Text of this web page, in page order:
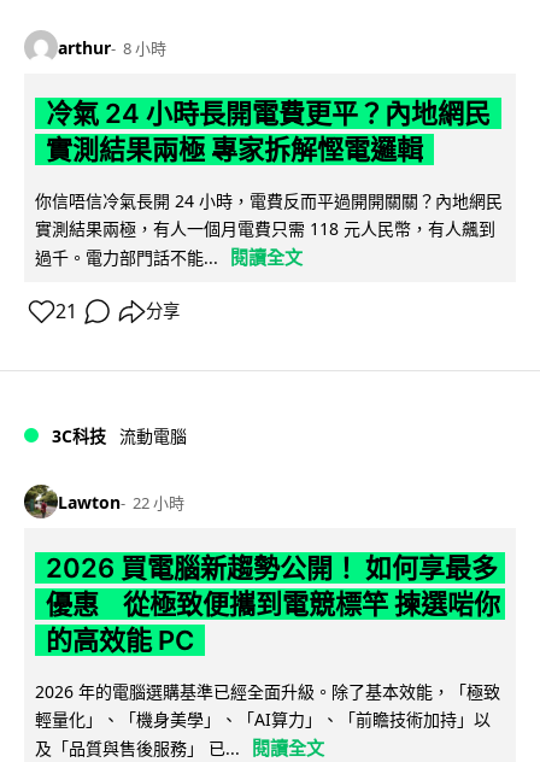
arthur 8 小時
冷氣 24 小時長開電費更平？內地網民
實測結果兩極 專家拆解慳電邏輯
你信唔信冷氣長開 24 小時，電費反而平過開開關關？內地網民
實測結果兩極，有人一個月電費只需 118 元人民幣，有人飆到
過千。電力部門話不能...
閱讀全文
21 分享
3C科技 流動電腦
Lawton 22 小時
2026 買電腦新趨勢公開！ 如何享最多
優惠 從極致便攜到電競標竿 揀選啱你
的高效能 PC
2026 年的電腦選購基準已經全面升級。除了基本效能，「極致
輕量化」、「機身美學」、「AI算力」、「前瞻技術加持」以
及「品質與售後服務」 已...
閱讀全文